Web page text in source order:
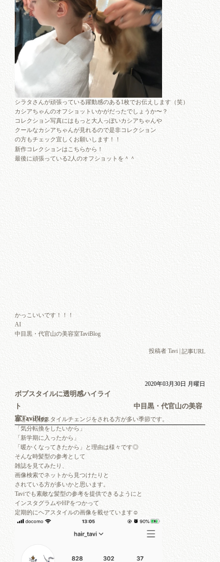
シラタさんが頑張っている躍動感のある1枚でお伝えします（笑）
カシアちゃんのオフショットいかがだったでしょうか〜？
コレクション写真にはもっと大人っぽいカシアちゃんや
クールなカシアちゃんが見れるので是非コレクション
の方もチェック宜しくお願いします！！
新作コレクションはこちらから！
最後に頑張っている2人のオフショットを＾＾
かっこいいです！！！
AI
中目黒・代官山の美容室TaviBlog
投稿者 Tavi | 記事URL
2020年03月30日 月曜日
ボブスタイルに透明感ハイライ
ト 中目黒・代官山の美容
室TaviBlog
春といえばスタイルチェンジをされる方が多い季節です。
「気分転換をしたいから」
「新学期に入ったから」
「暖かくなってきたから」と理由は様々です◎
そんな時髪型の参考として
雑誌を見てみたり、
画像検索でネットから見つけたりと
されている方が多いかと思います。
Taviでも素敵な髪型の参考を提供できるようにと
インスタグラムやHPをつかって
定期的にヘアスタイルの画像を載せています☺︎